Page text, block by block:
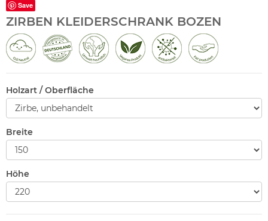
Save
ZIRBEN KLEIDERSCHRANK BOZEN
Holzart / Oberfläche
Breite
Höhe